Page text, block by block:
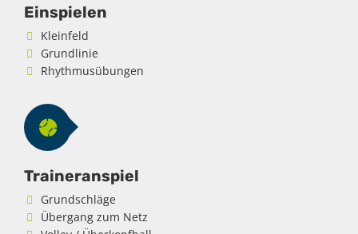
Einspielen
Kleinfeld
Grundlinie
Rhythmusübungen
Traineranspiel
Grundschläge
Übergang zum Netz